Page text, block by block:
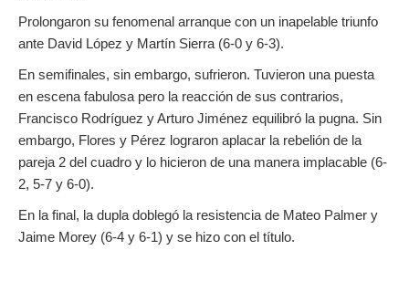
Prolongaron su fenomenal arranque con un inapelable triunfo
ante David López y Martín Sierra (6-0 y 6-3).
En semifinales, sin embargo, sufrieron. Tuvieron una puesta
en escena fabulosa pero la reacción de sus contrarios,
Francisco Rodríguez y Arturo Jiménez equilibró la pugna. Sin
embargo, Flores y Pérez lograron aplacar la rebelión de la
pareja 2 del cuadro y lo hicieron de una manera implacable (6-
2, 5-7 y 6-0).
En la final, la dupla doblegó la resistencia de Mateo Palmer y
Jaime Morey (6-4 y 6-1) y se hizo con el título.